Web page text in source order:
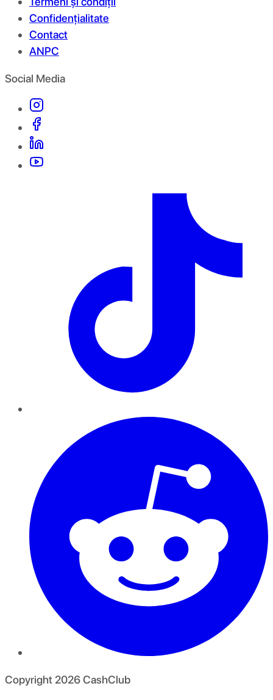
Confidențialitate
Contact
ANPC
Social Media
Copyright 2026CashClub